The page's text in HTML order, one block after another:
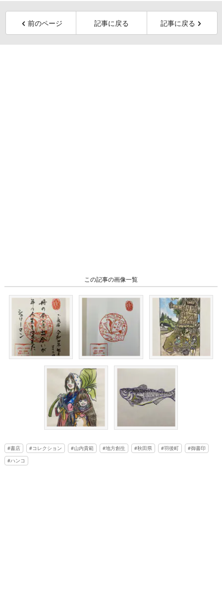
前のページ 記事に戻る 記事に戻る
この記事の画像一覧
書店 コレクション 山内貴範 地方創生 秋田県 羽後町
御書印
ハンコ